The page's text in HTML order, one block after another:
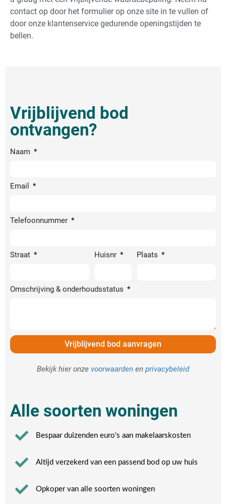
contact op door het formulier op onze site in te vullen of
door onze klantenservice gedurende openingstijden te
bellen.
Vrijblijvend bod
ontvangen?
Naam
Email
Telefoonnummer
Straat Huisnr Plaats
Omschrijving & onderhoudsstatus
Vrijblijvend bod aanvragen
Bekijk hier onze voorwaarden en privacybeleid
Alle soorten woningen
Bespaar duizenden euro's aan makelaarskosten
Altijd verzekerd van een passend bod op uw huis
Opkoper van alle soorten woningen